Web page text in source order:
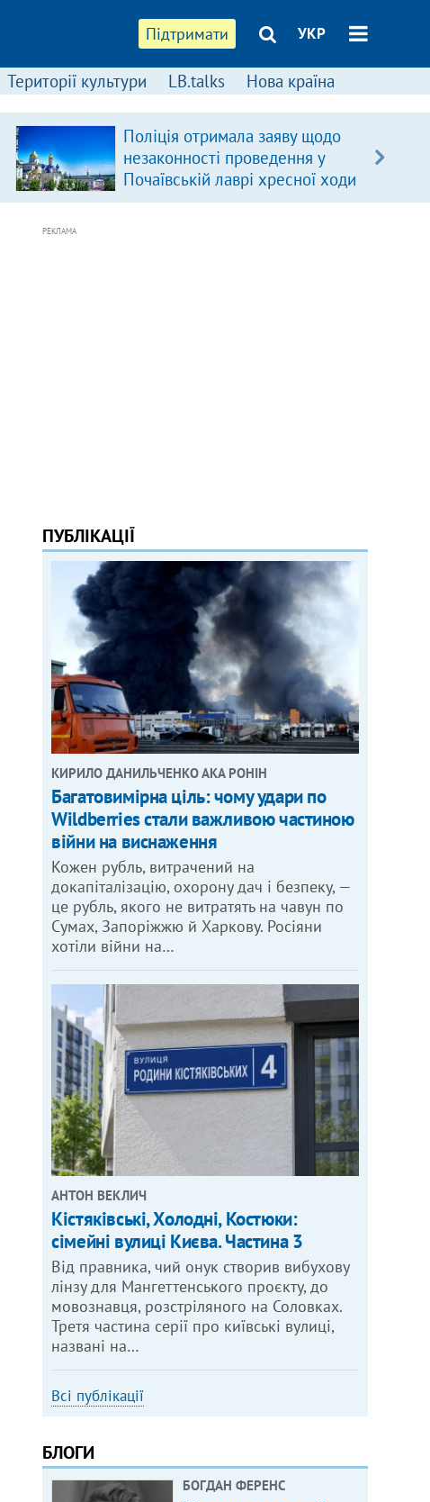
Підтримати УКР
Території культури LB.talks Нова країна
Поліція отримала заяву щодо
незаконності проведення у
Почаївській лаврі хресної ходи
РЕКЛАМА
ПУБЛІКАЦІЇ
КИРИЛО ДАНИЛЬЧЕНКО АКА РОНІН
Багатовимірна ціль: чому удари по
Wildberries стали важливою частиною
війни на виснаження
Кожен рубль, витрачений на
докапіталізацію, охорону дач і безпеку, —
це рубль, якого не витратять на чавун по
Сумах, Запоріжжю й Харкову. Росіяни
хотіли війни на…
АНТОН ВЕКЛИЧ
Кістяківські, Холодні, Костюки:
сімейні вулиці Києва. Частина 3
Від правника, чий онук створив вибухову
лінзу для Мангеттенського проєкту, до
мовознавця, розстріляного на Соловках.
Третя частина серії про київські вулиці,
названі на…
Всі публікації
БЛОГИ
БОГДАН ФЕРЕНС